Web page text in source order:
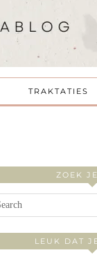
TRAKTATIES
ZOEK
LEUK DAT